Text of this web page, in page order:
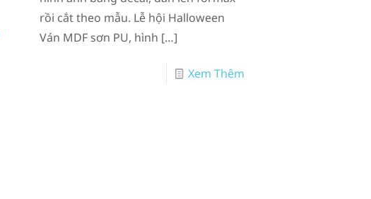
rồi cắt theo mẫu. Lễ hội Halloween
Ván MDF sơn PU, hình […]
Xem Thêm